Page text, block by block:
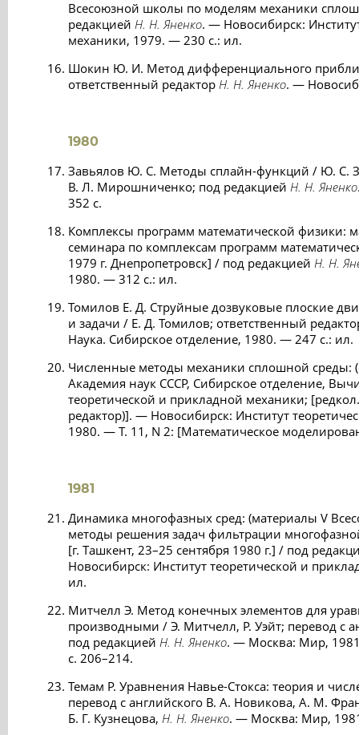
Всесоюзной школы по моделям механики
редакцией Н. Н. Яненко. — Новосибирск:
механики, 1979. — 230 с.: ил.
Шокин Ю. И. Метод дифференциального
ответственный редактор Н. Н. Яненко. —
1980
Завьялов Ю. С. Методы сплайн-функций / Ю. С.
В. Л. Мирошниченко; под редакцией Н. Н. Яненко
352 с.
Комплексы программ математической физики:
семинара по комплексам программ
1979 г. Днепропетровск] / под редакцией Н. Н.
1980. — 312 с.: ил.
Томилов Е. Д. Струйные дозвуковые плоские
и задачи / Е. Д. Томилов; ответственный
Наука. Сибирское отделение, 1980. — 247 с.: ил.
Численные методы механики сплошной среды:
Академия наук СССР, Сибирское отделение,
теоретической и прикладной механики;
редактор)]. — Новосибирск: Институт
1980. — Т. 11, N 2: [Математическое
1981
Динамика многофазных сред: (материалы V
методы решения задач фильтрации
[г. Ташкент, 23–25 сентября 1980 г.] / под
Новосибирск: Институт теоретической и
ил.
Митчелл Э. Метод конечных элементов для
производными / Э. Митчелл, Р. Уэйт; перевод с
под редакцией Н. Н. Яненко. — Москва: Мир,
с. 206–214.
Темам Р. Уравнения Навье-Стокса: теория и
перевод с английского В. А. Новикова, А. М.
Б. Г. Кузнецова, Н. Н. Яненко. — Москва: Мир,